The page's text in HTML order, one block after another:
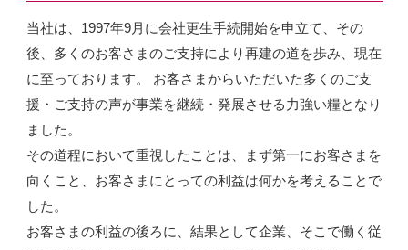
当社は、1997年9月に会社更生手続開始を申立て、その
後、多くのお客さまのご支持により再建の道を歩み、現在
に至っております。 お客さまからいただいた多くのご支
援・ご支持の声が事業を継続・発展させる力強い糧となり
ました。
その道程において重視したことは、まず第一にお客さまを
向くこと、お客さまにとっての利益は何かを考えることで
した。
お客さまの利益の後ろに、結果として企業、そこで働く従